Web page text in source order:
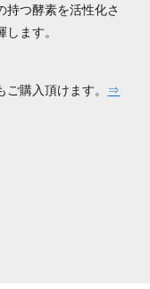
持つ酵素を活性化さ
ます。
購入頂けます。 ⇒